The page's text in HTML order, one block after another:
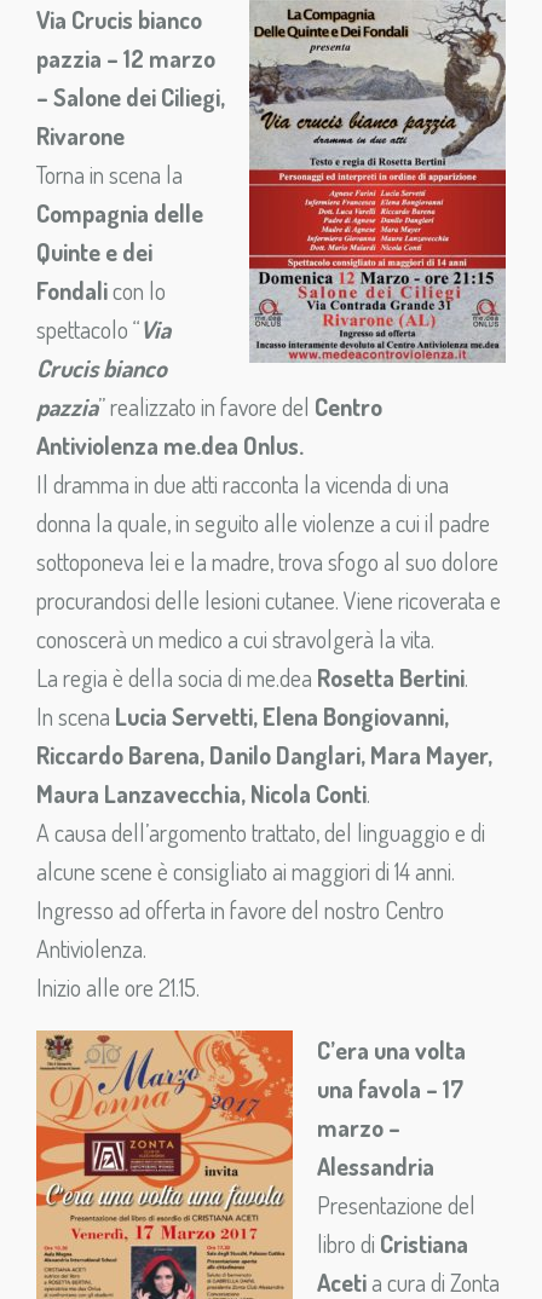
Via Crucis bianco
pazzia – 12 marzo
– Salone dei Ciliegi,
Rivarone
Torna in scena la
Compagnia delle
Quinte e dei
Fondalicon lo
spettacolo “Via
Crucis bianco
pazzia” realizzato in favore del Centro
Antiviolenza me.dea Onlus.
Il dramma in due atti racconta la vicenda di una
donna la quale, in seguito alle violenze a cui il padre
sottoponeva lei e la madre, trova sfogo al suo dolore
procurandosi delle lesioni cutanee. Viene ricoverata e
conoscerà un medico a cui stravolgerà la vita.
La regia è della socia di me.dea Rosetta Bertini.
In scena Lucia Servetti, Elena Bongiovanni,
Riccardo Barena, Danilo Danglari, Mara Mayer,
Maura Lanzavecchia, Nicola Conti.
A causa dell’argomento trattato, del linguaggio e di
alcune scene è consigliato ai maggiori di 14 anni.
Ingresso ad offerta in favore del nostro Centro
Antiviolenza.
Inizio alle ore 21.15.
C’era una volta
una favola – 17
marzo –
Alessandria
Presentazione del
libro di Cristiana
Acetia cura di Zonta